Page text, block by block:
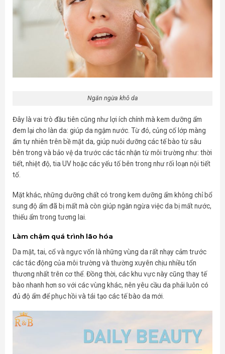
Ngăn ngừa khô da
Đây là vai trò đầu tiên cũng như lợi ích chính mà kem dưỡng ẩm
đem lại cho làn da: giúp da ngậm nước. Từ đó, củng cố lớp màng
ẩm tự nhiên trên bề mặt da, giúp nuôi dưỡng các tế bào từ sâu
bên trong và bảo vệ da trước các tác nhận từ môi trường như: thời
tiết, nhiệt độ, tia UV hoặc các yếu tố bên trong như rối loạn nội tiết
tố.
Mặt khác, những dưỡng chất có trong kem dưỡng ẩm không chỉ bổ
sung độ ẩm đã bị mất mà còn giúp ngăn ngừa việc da bị mất nước,
thiếu ẩm trong tương lai.
Làm chậm quá trình lão hóa
Da mặt, tai, cổ và ngực vốn là những vùng da rất nhạy cảm trước
các tác động của môi trường và thường xuyên chịu nhiều tổn
thương nhất trên cơ thể. Đồng thời, các khu vực này cũng thay tế
bào nhanh hơn so với các vùng khác, nên yêu cầu da phải luôn có
đủ độ ẩm để phục hồi và tái tạo các tế bào da mới.